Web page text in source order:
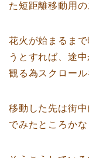
た短距離移動用
花火が始まるま
うとすれば、途
観る為スクロール
移動した先は街
でみたところか